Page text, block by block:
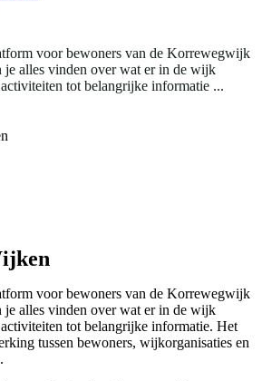
voor bewoners van de Korrewegwijk
alles vinden over wat er in de wijk
tot belangrijke informatie ...
voor bewoners van de Korrewegwijk
alles vinden over wat er in de wijk
tot belangrijke informatie. Het
tussen bewoners, wijkorganisaties en